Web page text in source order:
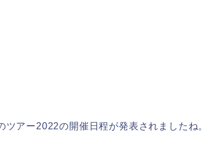
ツアー2022の開催日程が発表されましたね。